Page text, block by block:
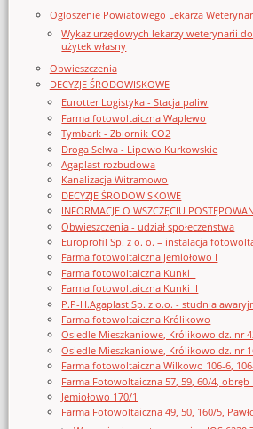
Ogloszenie Powiatowego Lekarza
Wykaz urzędowych lekarzy weterynarii
użytek własny
Obwieszczenia
DECYZJE ŚRODOWISKOWE
Eurotter Logistyka - Stacja paliw
Farma fotowoltaiczna Waplewo
Tymbark - Zbiornik CO2
Droga Selwa - Lipowo Kurkowskie
Agaplast rozbudowa
Kanalizacja Witramowo
DECYZJE ŚRODOWISKOWE
INFORMACJE O WSZCZĘCIU
Obwieszczenia - udział społeczeństwa
Europrofil Sp. z o. o. – instalacja
Farma fotowoltaiczna Jemiołowo I
Farma fotowoltaiczna Kunki I
Farma fotowoltaiczna Kunki II
P.P-H.Agaplast Sp. z o.o. - studnia
Farma fotowoltaiczna Królikowo
Osiedle Mieszkaniowe, Królikowo dz. nr
Osiedle Mieszkaniowe, Królikowo dz. nr
Farma fotowoltaiczna Wilkowo 106-6,
Farma Fotowoltaiczna 57, 59, 60/4, obręb
Jemiołowo 170/1
Farma Fotowoltaiczna 49, 50, 160/5,